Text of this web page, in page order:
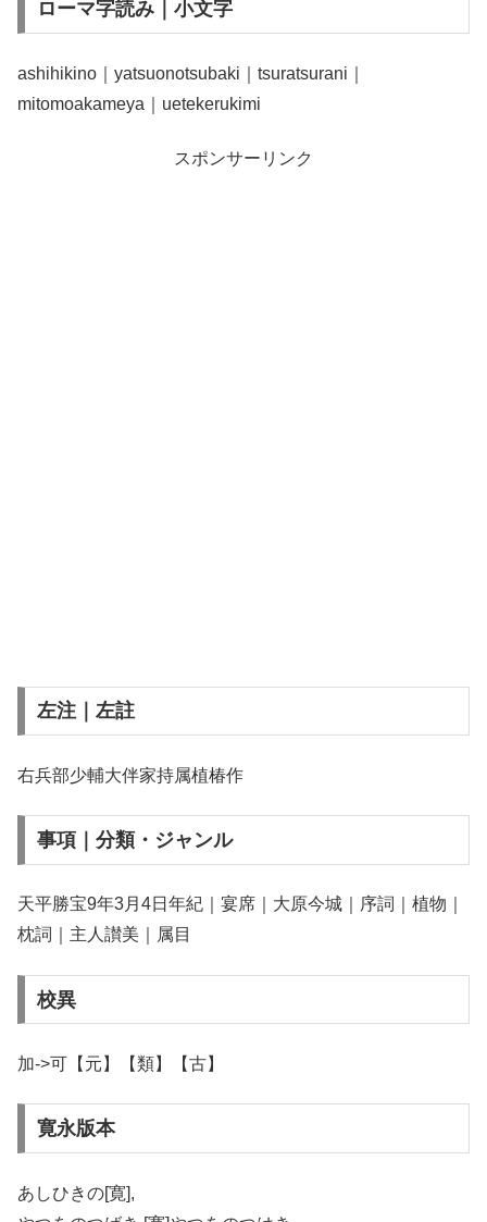
ローマ字読み｜小文字
ashihikino｜yatsuonotsubaki｜tsuratsurani｜
mitomoakameya｜uetekerukimi
スポンサーリンク
左注｜左註
右兵部少輔大伴家持属植椿作
事項｜分類・ジャンル
天平勝宝9年3月4日年紀｜宴席｜大原今城｜序詞｜植物｜
枕詞｜主人讃美｜属目
校異
加->可【元】【類】【古】
寛永版本
あしひきの[寛],